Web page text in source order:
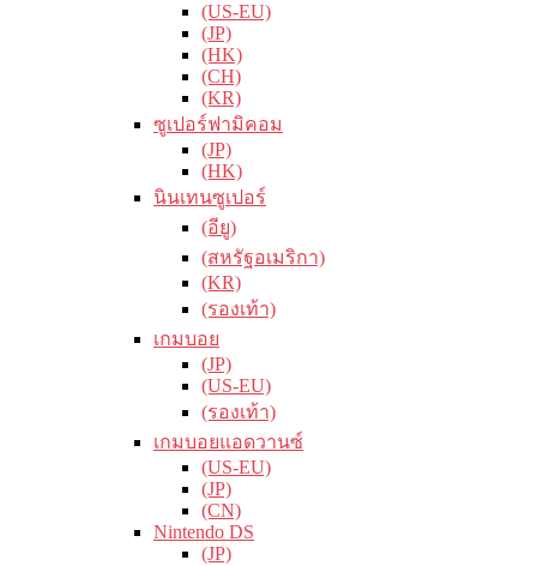
(US-EU)
(JP)
(HK)
(CH)
(KR)
ซูเปอร์ฟามิคอม
(JP)
(HK)
นินเทนซูเปอร์
(อียู)
(สหรัฐอเมริกา)
(KR)
(รองเท้า)
เกมบอย
(JP)
(US-EU)
(รองเท้า)
เกมบอยแอดวานซ์
(US-EU)
(JP)
(CN)
Nintendo DS
(JP)